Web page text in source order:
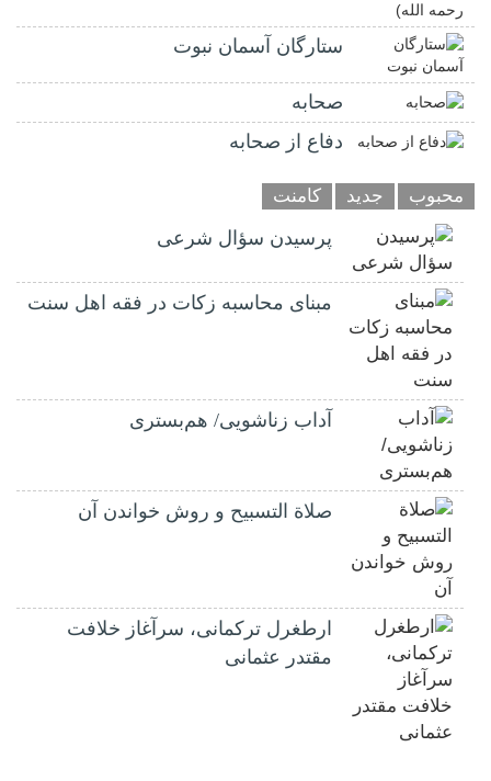
ستارگان آسمان نبوت
صحابه
دفاع از صحابه
محبوب جدید کامنت
پرسیدن سؤال شرعی
مبنای محاسبه زکات در فقه اهل سنت
آداب زناشویی/ هم‌بستری
صلاة التسبيح و روش خواندن آن
ارطغرل ترکمانی، سرآغاز خلافت
مقتدر عثمانی